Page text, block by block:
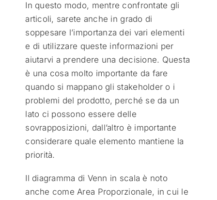
In questo modo, mentre confrontate gli
articoli, sarete anche in grado di
soppesare l’importanza dei vari elementi
e di utilizzare queste informazioni per
aiutarvi a prendere una decisione. Questa
è una cosa molto importante da fare
quando si mappano gli stakeholder o i
problemi del prodotto, perché se da un
lato ci possono essere delle
sovrapposizioni, dall’altro è importante
considerare quale elemento mantiene la
priorità.
Il diagramma di Venn in scala è noto
anche come Area Proporzionale, in cui le